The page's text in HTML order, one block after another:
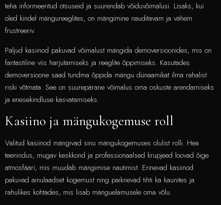
teha informeeritud otsuseid ja suurendab võiduvõimalusi. Lisaks, kui
oled kindel mängureeglites, on mängimine nauditavam ja vähem
frustreeriv.
Paljud kasiinod pakuvad võimalust mängida demoversioonides, mis on
fantastiline viis harjutamiseks ja reeglite õppimiseks. Kasutades
demoversioone saad tundma õppida mängu dünaamikat ilma rahalist
riski võtmata. See on suurepärane võimalus oma oskuste arendamiseks
ja enesekindluse kasvatamiseks.
Kasiino ja mängukogemuse roll
Valitud kasiinod mängivad sinu mängukogemuses olulist rolli. Hea
teenindus, mugav keskkond ja professionaalsed krupjeed loovad õige
atmosfääri, mis muudab mängimise nautimist. Erinevad kasiinod
pakuvad ainulaadset kogemust ning paiknevad tihti ka kaunites ja
rahulikes kohtades, mis lisab mänguelamusele oma võlu.